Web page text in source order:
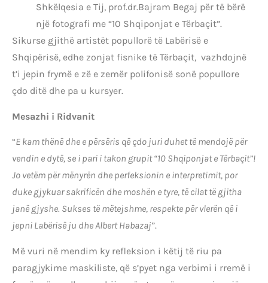
Shkëlqesia e Tij, prof.dr.Bajram Begaj për të bërë
një fotografi me “10 Shqiponjat e Tërbaçit”.
Sikurse gjithë artistët popullorë të Labërisë e
Shqipërisë, edhe zonjat fisnike të Tërbaçit, vazhdojnë
t’i jepin frymë e zë e zemër polifonisë sonë popullore
çdo ditë dhe pa u kursyer.
Mesazhi i Ridvanit
“E kam thënë dhe e përsëris që çdo juri duhet të mendojë për
vendin e dytë, se i pari i takon grupit “10 Shqiponjat e Tërbaçit”!
Jo vetëm për mënyrën dhe perfeksionin e interpretimit, por
duke gjykuar sakrificën dhe moshën e tyre, të cilat të gjitha
janë gjyshe. Sukses të mëtejshme, respekte për vlerën që i
jepni Labërisë ju dhe Albert Habazaj”.
Më vuri në mendim ky refleksion i këtij të riu pa
paragjykime maskiliste, që s’pyet nga verbimi i rremë i